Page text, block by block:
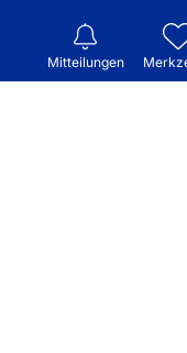
Mitteilungen